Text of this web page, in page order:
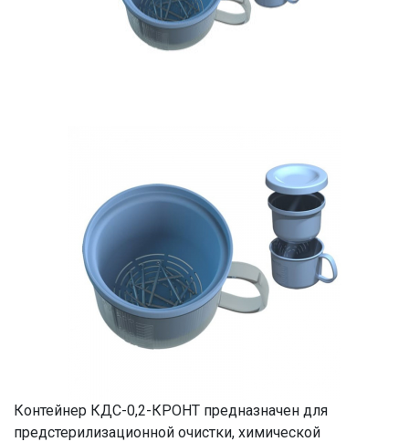
Контейнер КДС-0,2-КРОНТ предназначен для
предстерилизационной очистки, химической